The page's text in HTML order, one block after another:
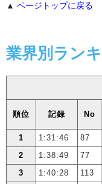
▲ ページトップに戻る
業界別ラン
順位 記録 No
1 1:31:46 87
2
1:38:49 77
3
1:40:28 113